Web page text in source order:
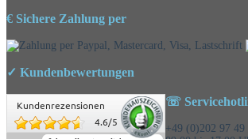
€ Sichere Zahlung per
✓ Kundenbewertungen
Kundenrezensionen
4.6/5
☏
+49 (0)202 97 49